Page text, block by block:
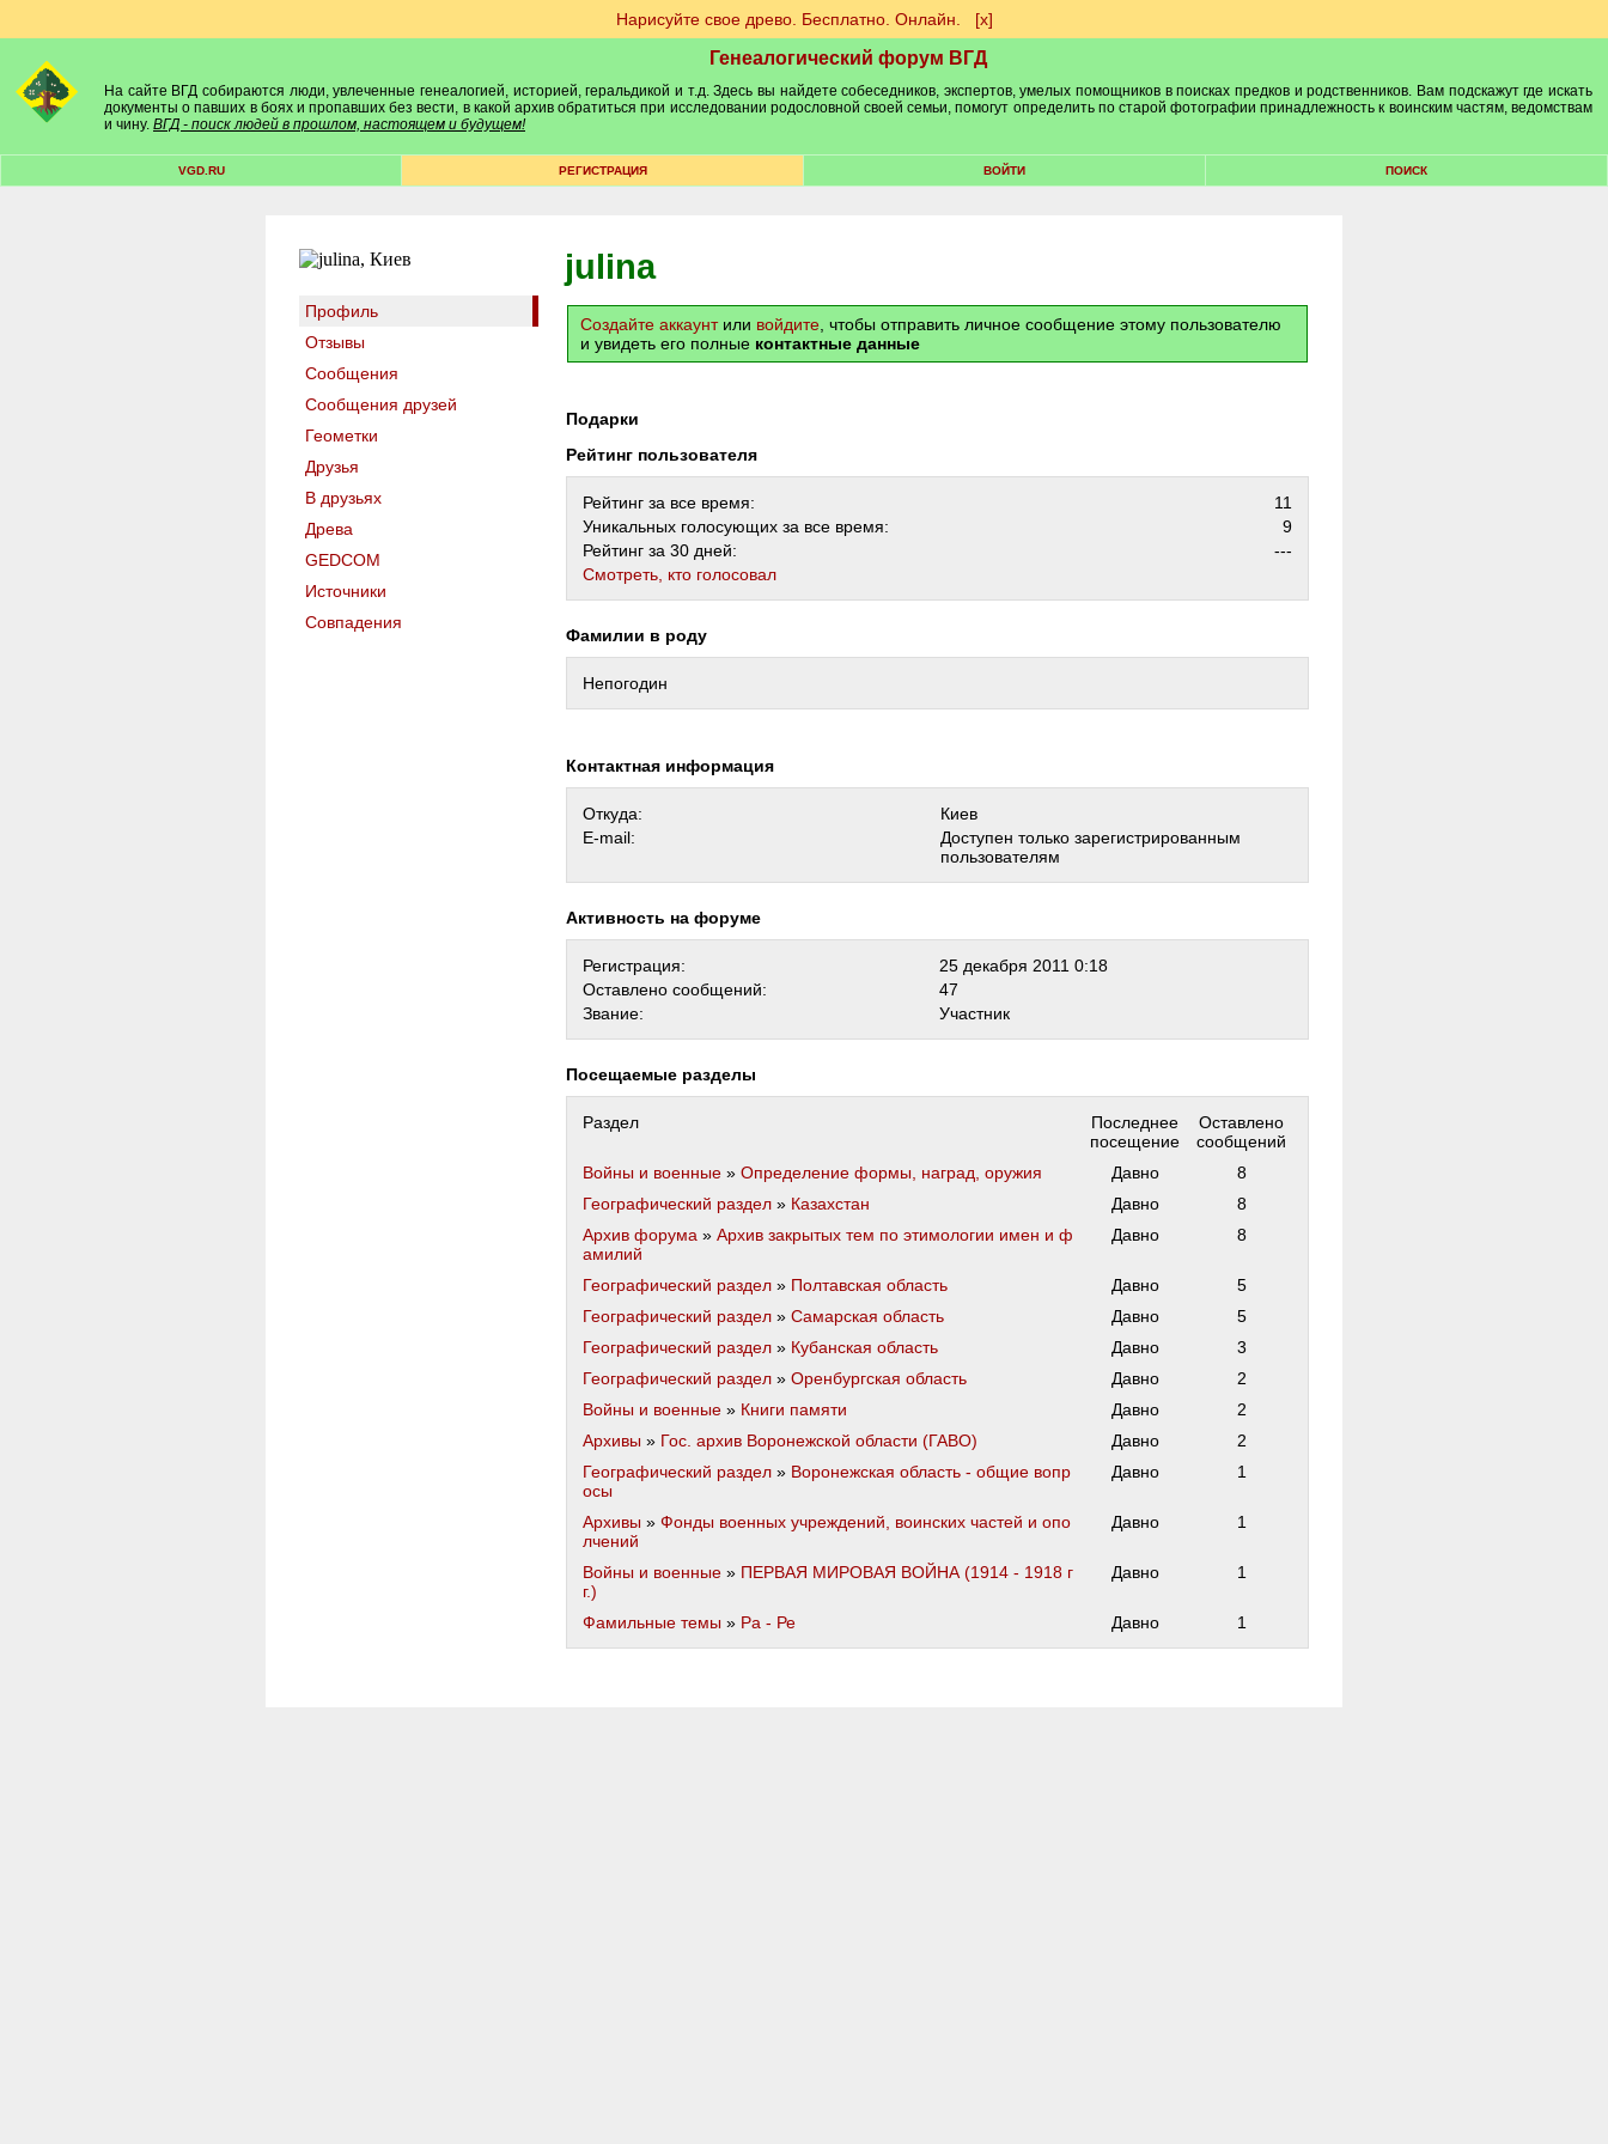
Нарисуйте свое древо. Бесплатно. Онлайн. [х]
Генеалогический форум ВГД
На сайте ВГД собираются люди, увлеченные генеалогией, историей, геральдикой и т.д. Здесь вы найдете собеседников, экспертов, умелых помощников в поисках предков и родственников. Вам подскажут где искать
документы о павших в боях и пропавших без вести, в какой архив обратиться при исследовании родословной своей семьи, помогут определить по старой фотографии принадлежность к воинским частям, ведомствам
и чину. ВГД - поиск людей в прошлом, настоящем и будущем!
VGD.RU РЕГИСТРАЦИЯ ВОЙТИ ПОИСК
Профиль
Отзывы
Сообщения
Сообщения друзей
Геометки
Друзья
В друзьях
Древа
GEDCOM
Источники
Совпадения
julina
Создайте аккаунтили войдите , чтобы отправить личное сообщение этому пользователю
и увидеть его полные контактные данные
Подарки
Рейтинг пользователя
Рейтинг за все время:
11
Уникальных голосующих за все время:
9
Рейтинг за 30 дней:
---
Cмотреть, кто голосовал
Фамилии в роду
Непогодин
Контактная информация
Откуда:
Киев
E-mail:
Доступен только зарегистрированным
пользователям
Активность на форуме
Регистрация:
25 декабря 2011 0:18
Оставлено сообщений:
47
Звание:
Участник
Посещаемые разделы
Раздел
Последнее
посещение
Оставлено
сообщений
Войны и военные » Определение формы, наград, оружия Давно
8
Географический раздел » Казахстан Давно
8
Архив форума » Архив закрытых тем по этимологии имен и ф
амилий
Давно 8
Географический раздел » Полтавская область Давно
5
Географический раздел » Самарская область Давно
5
Географический раздел » Кубанская область Давно
3
Географический раздел » Оренбургская область Давно
2
Войны и военные » Книги памяти Давно
2
Архивы » Гос. архив Воронежской области (ГАВО) Давно
2
Географический раздел » Воронежская область - общие вопр
осы
Давно 1
Архивы » Фонды военных учреждений, воинских частей и опо
лчений
Давно 1
Войны и военные » ПЕРВАЯ МИРОВАЯ ВОЙНА (1914 - 1918 г
г.)
Давно 1
Фамильные темы » Ра - Ре Давно 1